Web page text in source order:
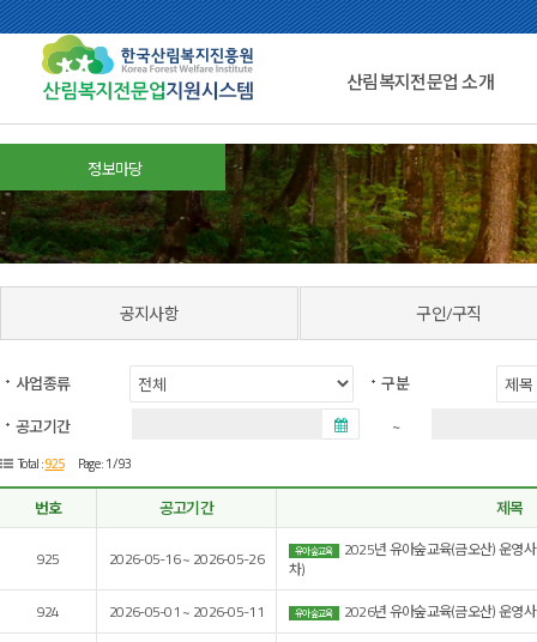
산림복지전문업 소개
정보마당
공지사항 구인/구직
사업종류
구분
공고기간
~
Total :925 Page : 1 /93
번호 공고기간 제목
925 2026-05-16 ~ 2026-05-26 유아숲교육
2025년 유아숲교육(금오산) 운영
차)
924
2026-05-01 ~ 2026-05-11 유아숲교육
2026년 유아숲교육(금오산) 운영